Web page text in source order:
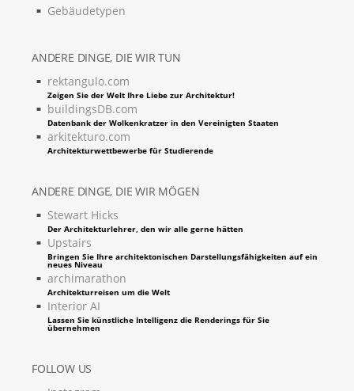
Gebäudetypen
ANDERE DINGE, DIE WIR TUN
rektangulo.com
Zeigen Sie der Welt Ihre Liebe zur Architektur!
buildingsDB.com
Datenbank der Wolkenkratzer in den Vereinigten Staaten
arkitekturo.com
Architekturwettbewerbe für Studierende
ANDERE DINGE, DIE WIR MÖGEN
Stewart Hicks
Der Architekturlehrer, den wir alle gerne hätten
Upstairs
Bringen Sie Ihre architektonischen Darstellungsfähigkeiten auf ein
neues Niveau
archimarathon
Architekturreisen um die Welt
Interior AI
Lassen Sie künstliche Intelligenz die Renderings für Sie
übernehmen
FOLLOW US